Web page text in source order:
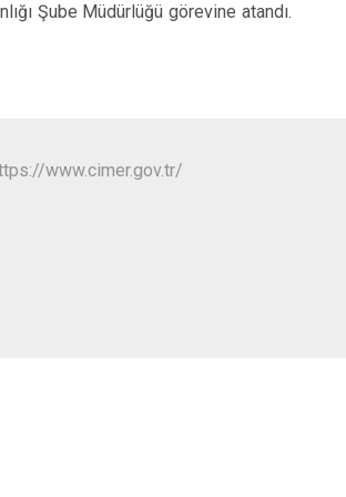
Şube Müdürlüğü görevine atandı.